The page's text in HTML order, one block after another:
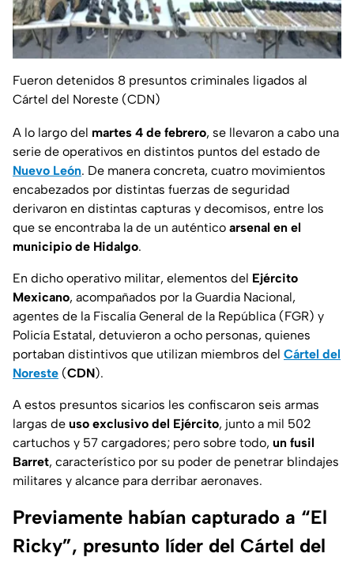
Fueron detenidos 8 presuntos criminales ligados al
Cártel del Noreste (CDN)
A lo largo del martes 4 de febrero, se llevaron a cabo una
serie de operativos en distintos puntos del estado de
Nuevo León. De manera concreta, cuatro movimientos
encabezados por distintas fuerzas de seguridad
derivaron en distintas capturas y decomisos, entre los
que se encontraba la de un auténtico arsenal en el
municipio de Hidalgo.
En dicho operativo militar, elementos del Ejército
Mexicano, acompañados por la Guardia Nacional,
agentes de la Fiscalía General de la República (FGR) y
Policía Estatal, detuvieron a ocho personas, quienes
portaban distintivos que utilizan miembros del Cártel del
Noreste (CDN).
A estos presuntos sicarios les confiscaron seis armas
largas de uso exclusivo del Ejército, junto a mil 502
cartuchos y 57 cargadores; pero sobre todo, un fusil
Barret, característico por su poder de penetrar blindajes
militares y alcance para derribar aeronaves.
Previamente habían capturado a “El
Ricky”, presunto líder del Cártel del